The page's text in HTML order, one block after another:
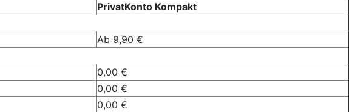
PrivatKonto Kompakt
Ab 9,90 €
0,00 €
0,00 €
0,00 €